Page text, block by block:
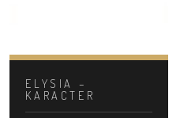
ELYSIA –
KARACTER